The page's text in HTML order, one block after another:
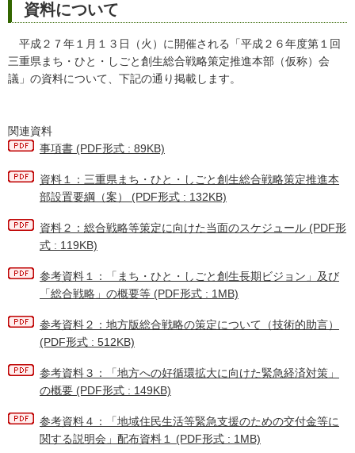
資料について
平成２７年１月１３日（火）に開催される「平成２６年度第１回
三重県まち・ひと・しごと創生総合戦略策定推進本部（仮称）会
議」の資料について、下記の通り掲載します。
関連資料
事項書 (PDF形式 : 89KB)
資料１：三重県まち・ひと・しごと創生総合戦略策定推進本
部設置要綱（案） (PDF形式 : 132KB)
資料２：総合戦略等策定に向けた当面のスケジュール (PDF形
式 : 119KB)
参考資料１：「まち・ひと・しごと創生長期ビジョン」及び
「総合戦略」の概要等 (PDF形式 : 1MB)
参考資料２：地方版総合戦略の策定について（技術的助言）
(PDF形式 : 512KB)
参考資料３：「地方への好循環拡大に向けた緊急経済対策」
の概要 (PDF形式 : 149KB)
参考資料４：「地域住民生活等緊急支援のための交付金等に
関する説明会」配布資料１ (PDF形式 : 1MB)